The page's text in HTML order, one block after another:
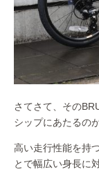
さてさて、その
シップにあたるの
高い走行性能を持
とで幅広い身長に対